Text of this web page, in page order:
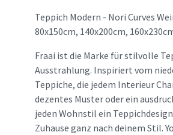
Teppich Modern - Nori Curves
80x150cm, 140x200cm,
Fraai ist die Marke für stilvolle
Ausstrahlung. Inspiriert vom
Teppiche, die jedem Interieur
dezentes Muster oder ein
jeden Wohnstil ein
Zuhause ganz nach deinem Stil.